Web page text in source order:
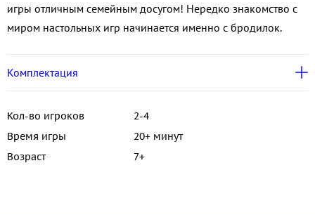
игры отличным семейным досугом! Нередко знакомство с
миром настольных игр начинается именно с бродилок.
Комплектация
Кол-во игроков
2-4
Время игры
20+ минут
Возраст
7+